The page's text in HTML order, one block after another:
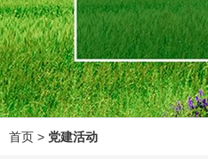
首页 > 党建活动